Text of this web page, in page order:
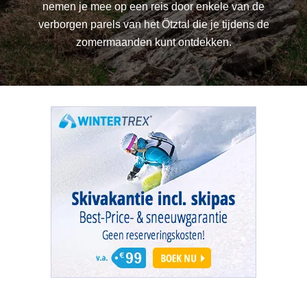
nemen je mee op een reis door enkele van de
verborgen parels van het Ötztal die je tijdens de
zomermaanden kunt ontdekken.